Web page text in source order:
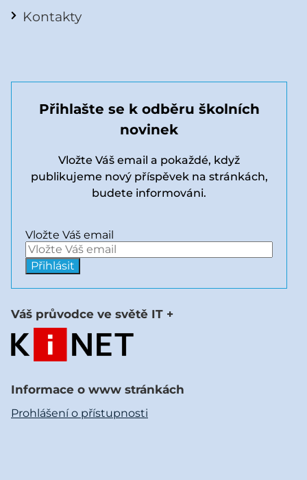
Kontakty
Přihlašte se k odběru školních
novinek
Vložte Váš email a pokaždé, když
publikujeme nový příspěvek na stránkách,
budete informováni.
Vložte Váš email
Váš průvodce ve světě IT +
Informace o www stránkách
Prohlášení o přístupnosti